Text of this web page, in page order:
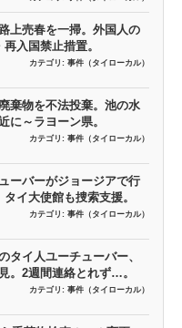
上売春を一掃。外国人の
入国禁止措置。
カテゴリ: 事件（タイローカル）
棄物を不法投棄。池の水
に～ラヨーン県。
カテゴリ: 事件（タイローカル）
ーバーがジョージアで行
イ大使館も捜索支援。
カテゴリ: 事件（タイローカル）
タイ人ユーチューバー、
。2週間連絡とれず…。
カテゴリ: 事件（タイローカル）